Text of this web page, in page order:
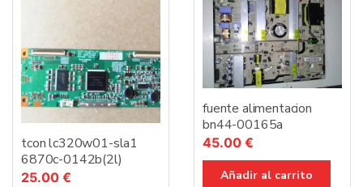
tcon lc320w01-sla1
6870c-0142b(2l)
25.00 €
fuente alimentacion
bn44-00165a
45.00 €
Añadir al carrito